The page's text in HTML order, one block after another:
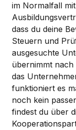
im Normalfall
dass du deine
Steuern und
ausgesuchte
übernimmt
das
funktioniert es
noch kein
findest du über